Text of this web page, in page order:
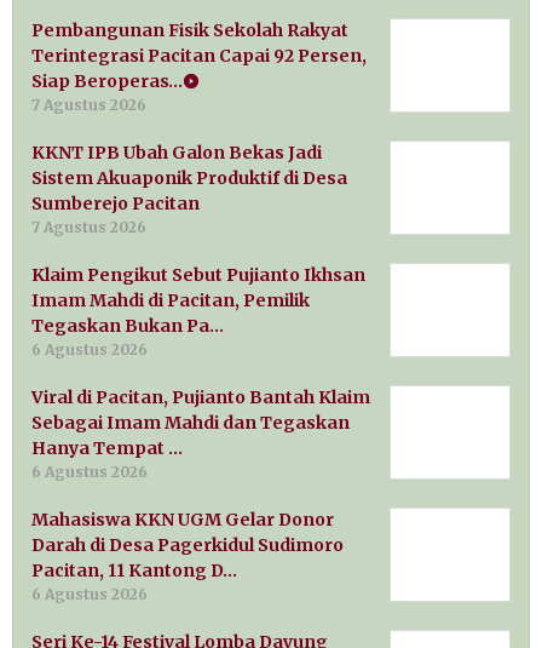
Pembangunan Fisik Sekolah Rakyat
Terintegrasi Pacitan Capai 92 Persen,
Siap Beroperas…
7 Agustus 2026
KKNT IPB Ubah Galon Bekas Jadi
Sistem Akuaponik Produktif di Desa
Sumberejo Pacitan
7 Agustus 2026
Klaim Pengikut Sebut Pujianto Ikhsan
Imam Mahdi di Pacitan, Pemilik
Tegaskan Bukan Pa…
6 Agustus 2026
Viral di Pacitan, Pujianto Bantah Klaim
Sebagai Imam Mahdi dan Tegaskan
Hanya Tempat …
6 Agustus 2026
Mahasiswa KKN UGM Gelar Donor
Darah di Desa Pagerkidul Sudimoro
Pacitan, 11 Kantong D…
6 Agustus 2026
Seri Ke-14 Festival Lomba Dayung